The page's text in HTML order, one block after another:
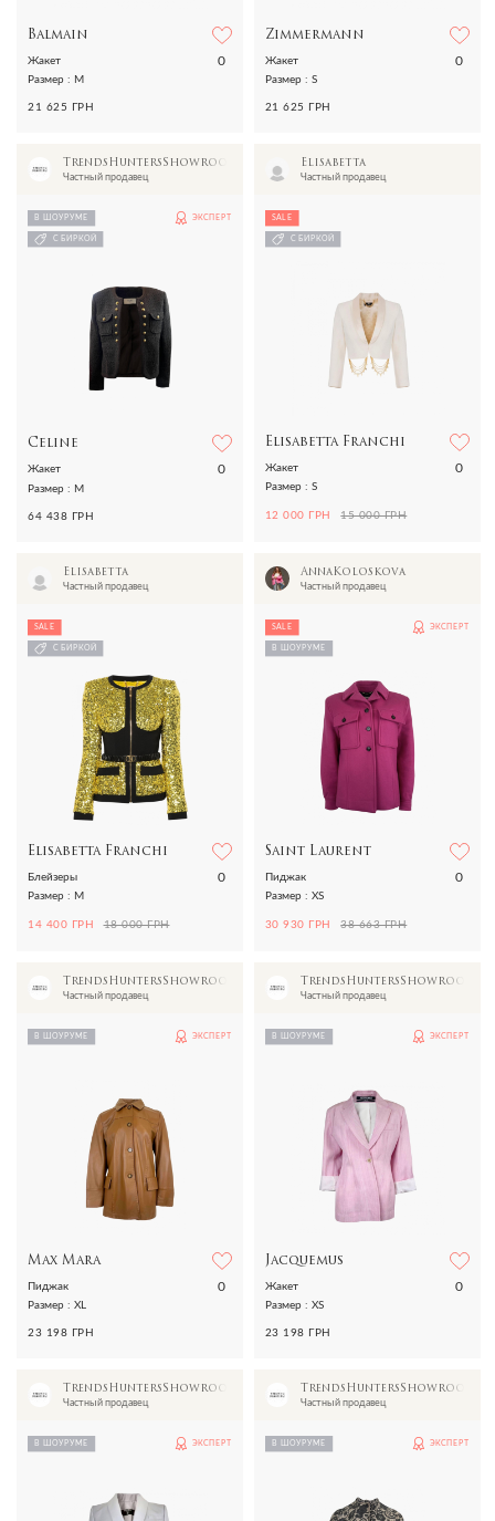
Balmain
0
Жакет
Размер : M
21 625 ГРН
Zimmermann
0
Жакет
Размер : S
21 625 ГРН
TrendsHuntersShowroom
Частный продавец
В ШОУРУМЕ
С БИРКОЙ
ЭКСПЕРТ
Celine
0
Жакет
Размер : M
64 438 ГРН
Elisabetta
Частный продавец
SALE
С БИРКОЙ
Elisabetta Franchi
0
Жакет
Размер : S
12 000 ГРН 15 000 ГРН
Elisabetta
Частный продавец
SALE
С БИРКОЙ
Elisabetta Franchi
0
Блейзеры
Размер : M
14 400 ГРН 18 000 ГРН
AnnaKoloskova
Частный продавец
SALE
В ШОУРУМЕ
ЭКСПЕРТ
Saint Laurent
0
Пиджак
Размер : XS
30 930 ГРН 38 663 ГРН
TrendsHuntersShowroom
Частный продавец
В ШОУРУМЕ ЭКСПЕРТ
Max Mara
0
Пиджак
Размер : XL
23 198 ГРН
TrendsHuntersShowroom
Частный продавец
В ШОУРУМЕ ЭКСПЕРТ
Jacquemus
0
Жакет
Размер : XS
23 198 ГРН
TrendsHuntersShowroom
Частный продавец
В ШОУРУМЕ ЭКСПЕРТ
TrendsHuntersShowroom
Частный продавец
В ШОУРУМЕ ЭКСПЕРТ